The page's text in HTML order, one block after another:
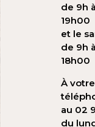
de 9h
19h00
et le
de 9h
18h00
À
au 02
du